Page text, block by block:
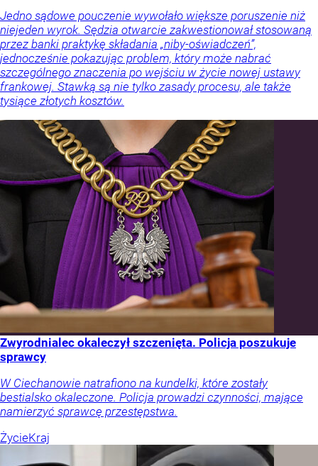
Jedno sądowe pouczenie wywołało większe poruszenie niż
niejeden wyrok. Sędzia otwarcie zakwestionował stosowaną
przez banki praktykę składania „niby-oświadczeń”,
jednocześnie pokazując problem, który może nabrać
szczególnego znaczenia po wejściu w życie nowej ustawy
frankowej. Stawką są nie tylko zasady procesu, ale także
tysiące złotych kosztów.
Zwyrodnialec okaleczył szczenięta. Policja poszukuje
sprawcy
W Ciechanowie natrafiono na kundelki, które zostały
bestialsko okaleczone. Policja prowadzi czynności, mające
namierzyć sprawcę przestępstwa.
ŻycieKraj